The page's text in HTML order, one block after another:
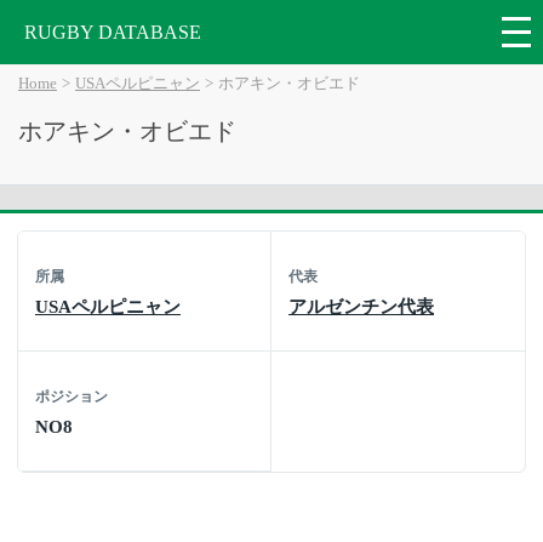
RUGBY DATABASE
Home USAペルピニャン ホアキン・オビエド
ホアキン・オビエド
所属
USAペルピニャン
代表
アルゼンチン代表
ポジション
NO8